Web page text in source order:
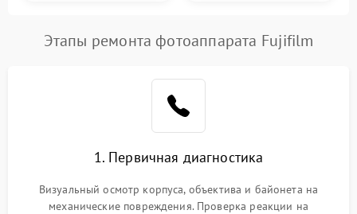
Этапы ремонта фотоаппарата Fujifilm
1. Первичная диагностика
Визуальный осмотр корпуса, объектива и байонета на
механические повреждения. Проверка реакции на